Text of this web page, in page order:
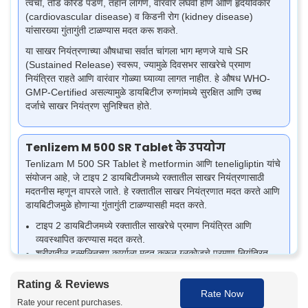
त्वचा, तोंड कोरडे पडणे, तहान लागणे, वारंवार लघवी होणे आणि हृदयविकार
(cardiovascular disease) व किडनी रोग (kidney disease)
यांसारख्या गुंतागुंती टाळण्यास मदत करू शकते.
या साखर नियंत्रणाच्या औषधाचा सर्वात चांगला भाग म्हणजे याचे SR
(Sustained Release) स्वरूप, ज्यामुळे दिवसभर साखरेचे प्रमाण
नियंत्रित राहते आणि वारंवार गोळ्या घ्याव्या लागत नाहीत. हे औषध WHO-
GMP-Certified असल्यामुळे डायबिटीज रुग्णांमध्ये सुरक्षित आणि उच्च
दर्जाचे साखर नियंत्रण सुनिश्चित होते.
Tenlizem M 500 SR Tablet के उपयोग
Tenlizam M 500 SR Tablet हे metformin आणि teneligliptin यांचे
संयोजन आहे, जे टाइप 2 डायबिटीजमध्ये रक्तातील साखर नियंत्रणासाठी
मदतनीस म्हणून वापरले जाते. हे रक्तातील साखर नियंत्रणात मदत करते आणि
डायबिटीजमुळे होणाऱ्या गुंतागुंती टाळण्यासही मदत करते.
टाइप 2 डायबिटीजमध्ये रक्तातील साखरेचे प्रमाण नियंत्रित आणि
व्यवस्थापित करण्यास मदत करते.
शरीरातील इन्सुलिनच्या कार्याला मदत करून ग्लुकोजचे प्रमाण नियंत्रित
जेवणानंतर वाढणारी रक्तातील साखर (post-meal blood sugar
Rating & Reviews
Rate your recent purchases.
Rate Now